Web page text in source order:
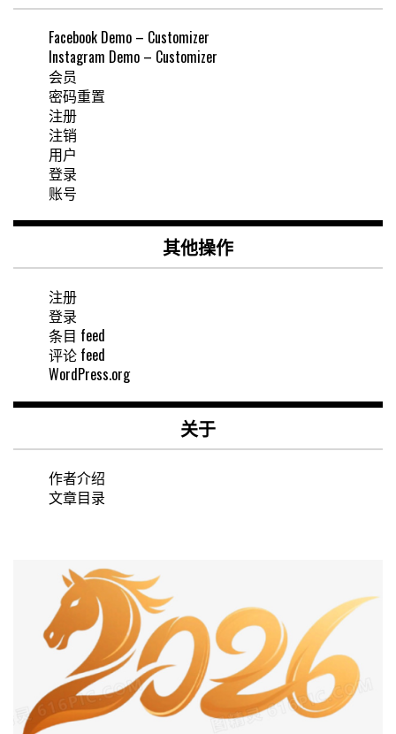
Facebook Demo – Customizer
Instagram Demo – Customizer
会员
密码重置
注册
注销
用户
登录
账号
其他操作
注册
登录
条目 feed
评论 feed
WordPress.org
关于
作者介绍
文章目录